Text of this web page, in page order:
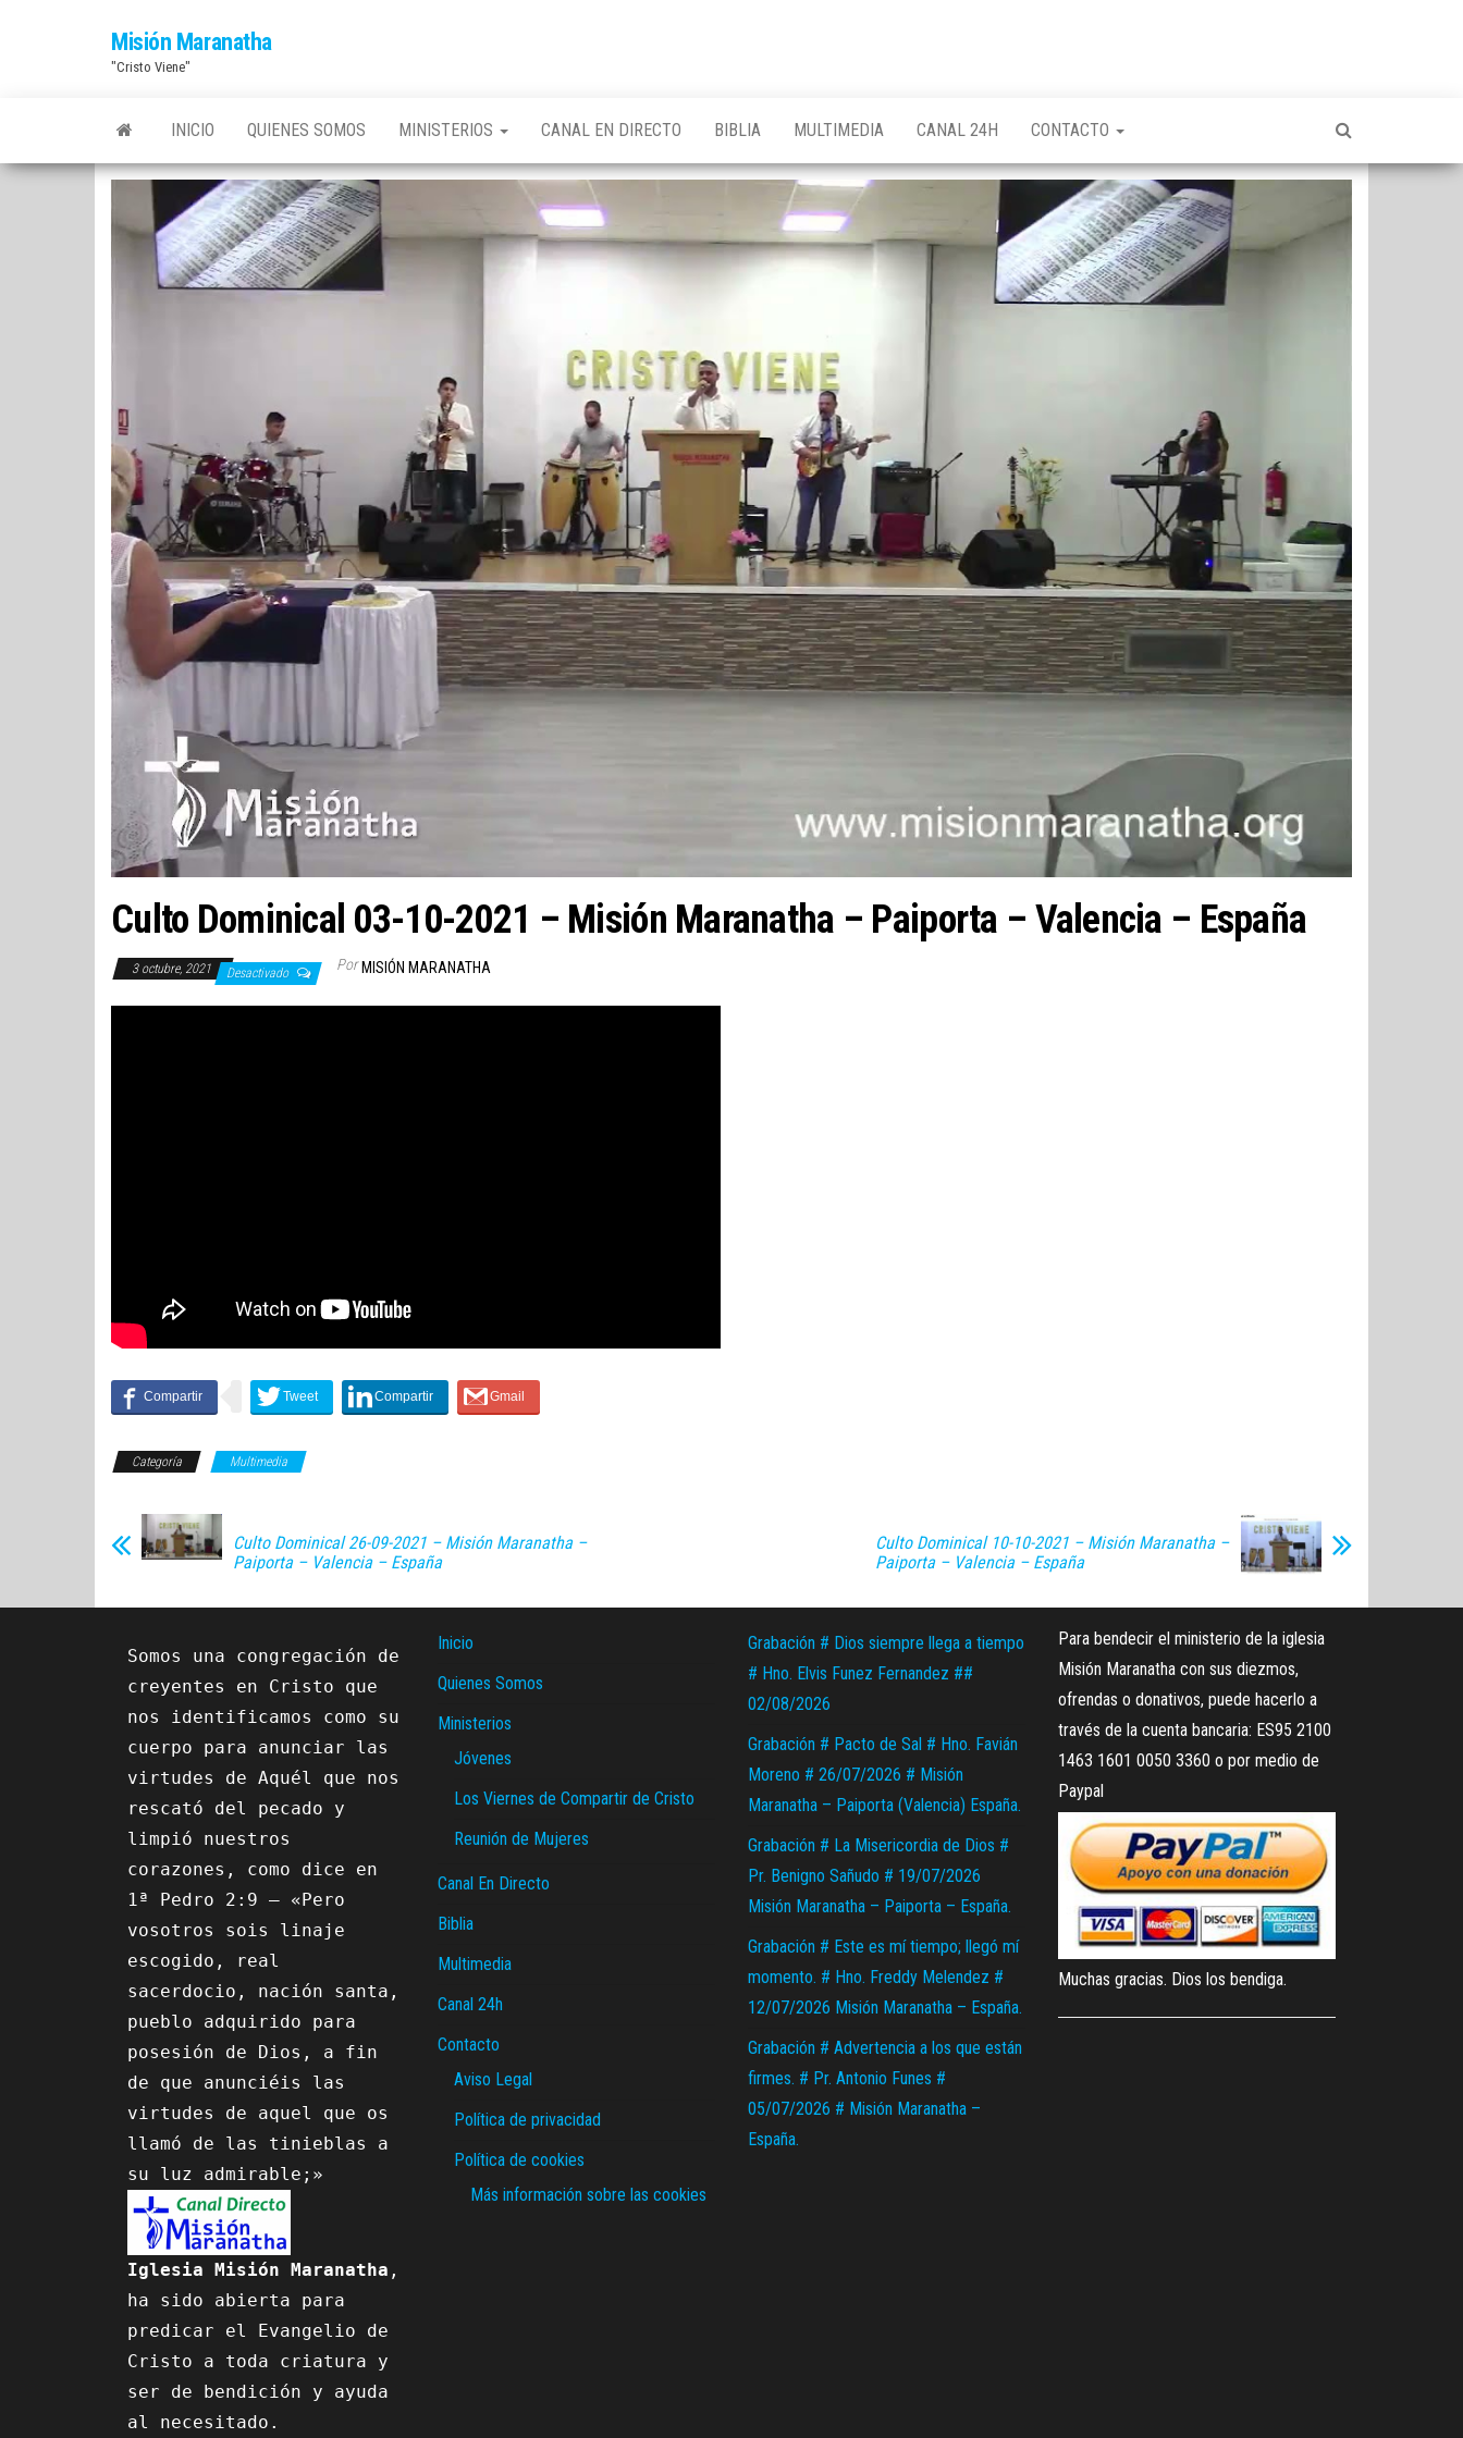
Misión Maranatha
"Cristo Viene"
INICIO QUIENES SOMOS MINISTERIOS CANAL EN DIRECTO BIBLIA MULTIMEDIA CANAL 24H CONTACTO
Culto Dominical 03-10-2021 – Misión Maranatha – Paiporta – Valencia – España
3 octubre, 2021 Desactivado Por MISIÓN MARANATHA
Categoría Multimedia
Culto Dominical 26-09-2021 – Misión Maranatha –
Paiporta – Valencia – España
Culto Dominical 10-10-2021 – Misión Maranatha –
Paiporta – Valencia – España
Somos una congregación de
creyentes en Cristo que
nos identificamos como su
cuerpo para anunciar las
virtudes de Aquél que nos
rescató del pecado y
limpió nuestros
corazones, como dice en
1ª Pedro 2:9 – «Pero
vosotros sois linaje
escogido, real
sacerdocio, nación santa,
pueblo adquirido para
posesión de Dios, a fin
de que anunciéis las
virtudes de aquel que os
llamó de las tinieblas a
Iglesia Misión Maranatha ,
ha sido abierta para
predicar el Evangelio de
Cristo a toda criatura y
ser de bendición y ayuda
al necesitado.
Inicio
Quienes Somos
Ministerios
Jóvenes
Los Viernes de Compartir de Cristo
Reunión de Mujeres
Canal En Directo
Biblia
Multimedia
Canal 24h
Contacto
Aviso Legal
Política de privacidad
Política de cookies
Más información sobre las cookies
Grabación # Dios siempre llega a tiempo
# Hno. Elvis Funez Fernandez ##
02/08/2026
Grabación # Pacto de Sal # Hno. Favián
Moreno # 26/07/2026 # Misión
Maranatha – Paiporta (Valencia) España.
Grabación # La Misericordia de Dios #
Pr. Benigno Sañudo # 19/07/2026
Misión Maranatha – Paiporta – España.
Grabación # Este es mí tiempo; llegó mí
momento. # Hno. Freddy Melendez #
12/07/2026 Misión Maranatha – España.
Grabación # Advertencia a los que están
firmes. # Pr. Antonio Funes #
05/07/2026 # Misión Maranatha –
España.
Para bendecir el ministerio de la iglesia
Misión Maranatha con sus diezmos,
ofrendas o donativos, puede hacerlo a
través de la cuenta bancaria: ES95 2100
1463 1601 0050 3360 o por medio de
Paypal
Muchas gracias. Dios los bendiga.